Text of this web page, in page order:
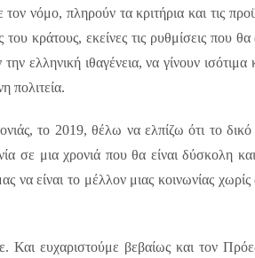
νόμο, πληρούν τα κριτήρια και τις
κράτους, εκείνες τις ρυθμίσεις που
ελληνική ιθαγένεια, να γίνουν ισότιμα
πολιτεία.
το 2019, θέλω να ελπίζω ότι το
σε μια χρονιά που θα είναι δύσκολη
να είναι το μέλλον μιας κοινωνίας
Και ευχαριστούμε βεβαίως και τον